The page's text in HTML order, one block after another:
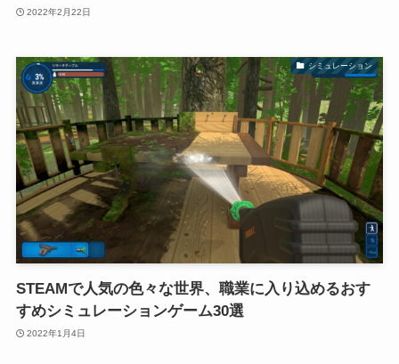
2022年2月22日
シミュレーション
STEAMで人気の色々な世界、職業に入り込めるおす
すめシミュレーションゲーム30選
2022年1月4日